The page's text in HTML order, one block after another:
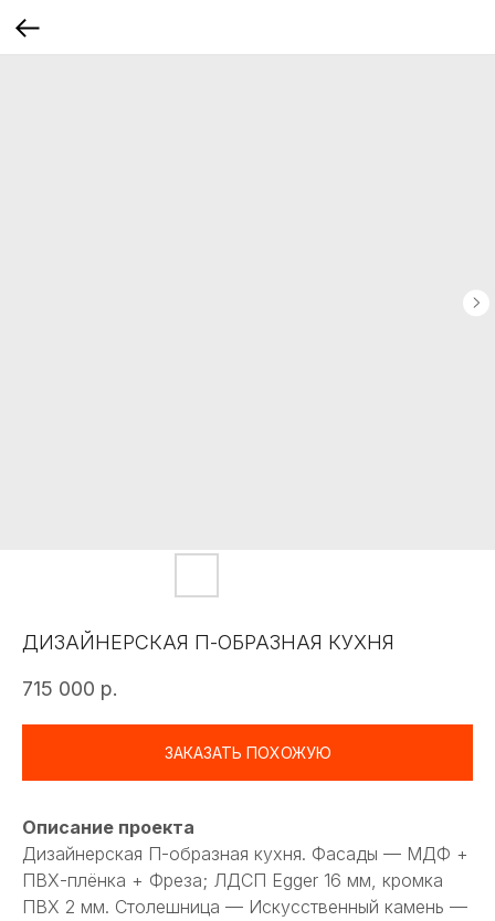
ДИЗАЙНЕРСКАЯ П-ОБРАЗНАЯ КУХНЯ
715 000 р.
ЗАКАЗАТЬ ПОХОЖУЮ
Описание проекта
Дизайнерская П-образная кухня. Фасады — МДФ +
ПВХ-плёнка + Фреза; ЛДСП Egger 16 мм, кромка
ПВХ 2 мм. Столешница — Искусственный камень —